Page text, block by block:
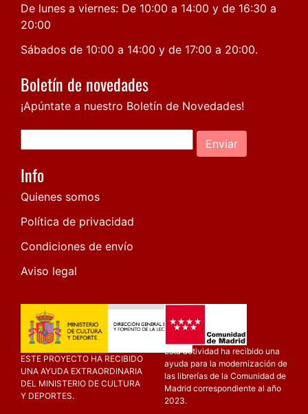
De lunes a viernes: De 10:00 a 14:00 y de 16:30 a
20:00
Sábados de 10:00 a 14:00 y de 17:00 a 20:00.
Boletín de novedades
¡Apúntate a nuestro Boletín de Novedades!
Enviar
Info
Quienes somos
Política de privacidad
Condiciones de envío
Aviso legal
ESTE PROYECTO HA RECIBIDO
UNA AYUDA EXTRAORDINARIA
DEL MINISTERIO DE CULTURA
Y DEPORTES.
Esta actividad ha recibido una
ayuda para la modernización de
las librerías de la Comunidad de
Madrid correspondiente al año
2023.